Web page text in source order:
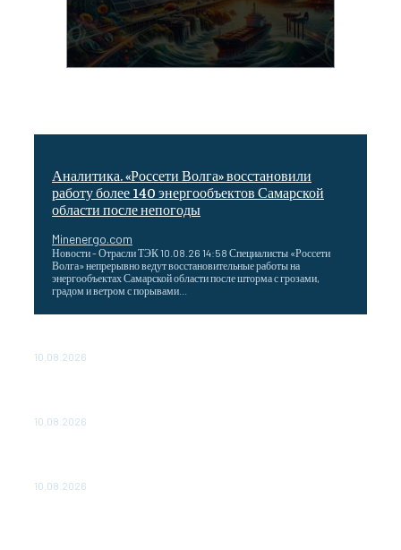
Аналитика. «Россети Волга» восстановили
работу более 140 энергообъектов Самарской
области после непогоды
Minenergo.com
Новости - Отрасли ТЭК 10.08.26 14:58 Специалисты «Россети
Волга» непрерывно ведут восстановительные работы на
энергообъектах Самарской области после шторма с грозами,
градом и ветром с порывами...
10.08.2026
10.08.2026
10.08.2026